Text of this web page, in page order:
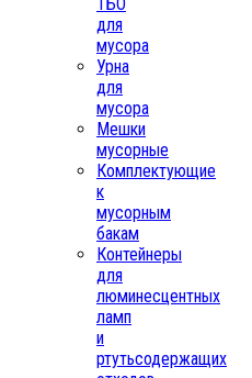
для
мусора
Урна
для
мусора
Мешки
мусорные
Комплектующие
к
мусорным
бакам
Контейнеры
для
люминесцентных
ламп
и
ртутьсодержащих